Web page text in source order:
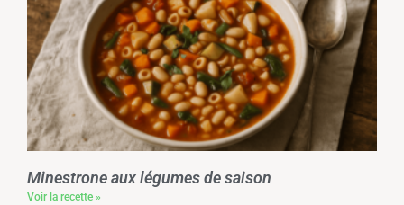
Minestrone aux légumes de saison
Voir la recette »